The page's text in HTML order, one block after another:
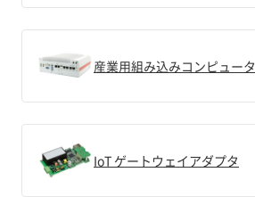
産業用組み込みコンピュータ
IoT ゲートウェイアダプタ